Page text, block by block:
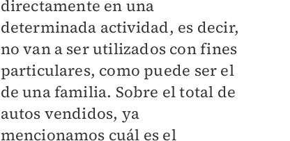
directamente en una
determinada actividad, es decir,
no van a ser utilizados con fines
particulares, como puede ser el
de una familia. Sobre el total de
autos vendidos, ya
mencionamos cuál es el